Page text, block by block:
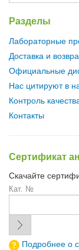
Разделы
Лабораторные
Доставка и
Официальные
Нас цитируют в
Контроль
Контакты
Сертификат
Скачайте
Кат. №
Подробнее о